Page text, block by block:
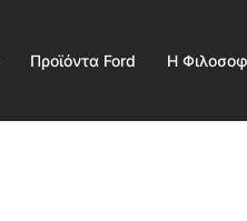
Προϊόντα Ford Η